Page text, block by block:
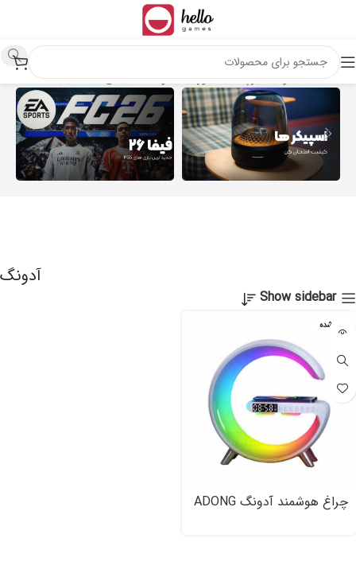
خانه محصولات برچسب خورده “آدونگ”نمایش یک نتیجه
آدونگ
Show sidebar
تمام شده
چراغ هوشمند آدونگ ADONG